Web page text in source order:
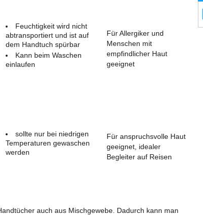
Feuchtigkeit wird nicht
abtransportiert und ist auf
dem Handtuch spürbar
Kann beim Waschen
einlaufen
Für Allergiker und
Menschen mit
empfindlicher Haut
geeignet
sollte nur bei niedrigen
Temperaturen gewaschen
werden
Für anspruchsvolle Haut
geeignet, idealer
Begleiter auf Reisen
auch aus Mischgewebe. Dadurch kann man